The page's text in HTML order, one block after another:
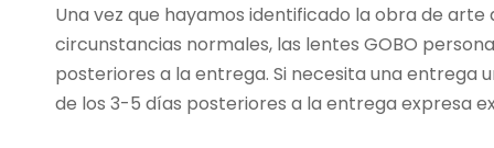
Una vez que hayamos identificado la obra de
circunstancias normales, las lentes GOBO
posteriores a la entrega. Si necesita una
de los 3-5 días posteriores a la entrega expresa